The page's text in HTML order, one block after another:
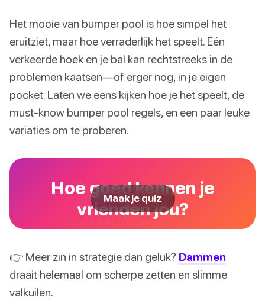
Het mooie van bumper pool is hoe simpel het
eruitziet, maar hoe verraderlijk het speelt. Eén
verkeerde hoek en je bal kan rechtstreeks in de
problemen kaatsen—of erger nog, in je eigen
pocket. Laten we eens kijken hoe je het speelt, de
must-know bumper pool regels, en een paar leuke
variaties om te proberen.
Hoe goed kennen je
vrienden jou?
Maak je quiz
👉 Meer zin in strategie dan geluk? Dammen
draait helemaal om scherpe zetten en slimme
valkuilen.